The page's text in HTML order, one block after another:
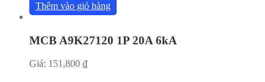
Thêm vào giỏ hàng
MCB A9K27120 1P 20A 6kA
Giá: 151,800 ₫